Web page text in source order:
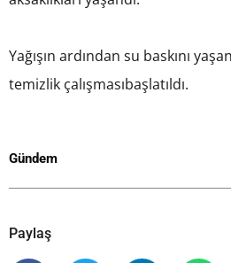
Yağışın ardından su baskını
temizlik çalışmasıbaşlatıldı.
Gündem
Paylaş